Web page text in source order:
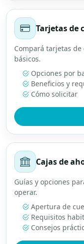
Tarjetas de
Compará tarjetas
básicos.
Opciones por
Beneficios y
Cómo solicitar
Cajas de
Guías y opciones
operar.
Apertura de
Requisitos
Consejos